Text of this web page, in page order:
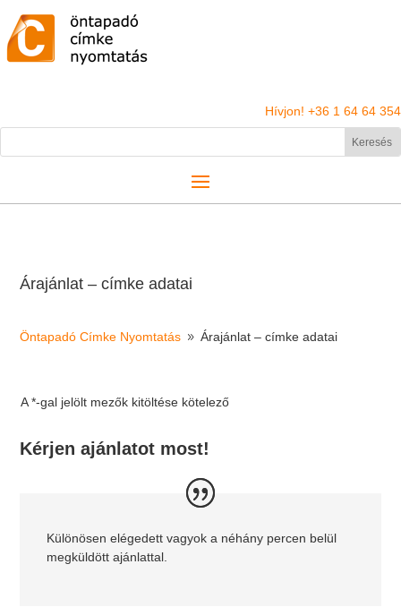
Hívjon! +36 1 64 64 354
Árajánlat – címke adatai
Öntapadó Címke Nyomtatás 9 Árajánlat – címke adatai
A *-gal jelölt mezők kitöltése kötelező
Kérjen ajánlatot most!
Különösen elégedett vagyok a néhány percen belül
megküldött ajánlattal.